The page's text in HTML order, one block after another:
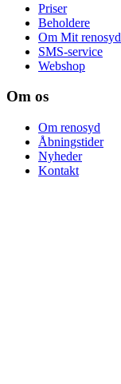
Priser
Beholdere
Om Mit renosyd
SMS-service
Webshop
Om os
Om renosyd
Åbningstider
Nyheder
Kontakt